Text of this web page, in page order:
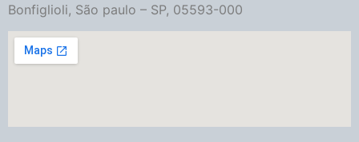
Bonfiglioli, São paulo – SP, 05593-000